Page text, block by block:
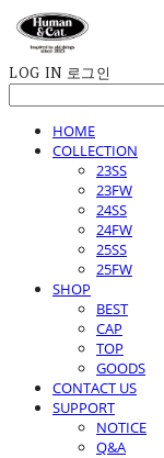
LOG IN 로그인
HOME
COLLECTION
23SS
23FW
24SS
24FW
25SS
25FW
SHOP
BEST
CAP
TOP
GOODS
CONTACT US
SUPPORT
NOTICE
Q&A